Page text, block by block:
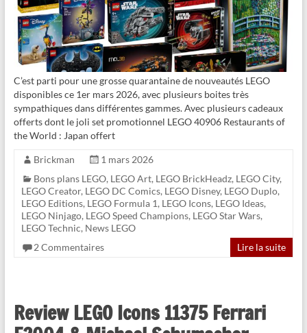
C’est parti pour une grosse quarantaine de nouveautés LEGO
disponibles ce 1er mars 2026, avec plusieurs boites très
sympathiques dans différentes gammes. Avec plusieurs cadeaux
offerts dont le joli set promotionnel LEGO 40906 Restaurants of
the World : Japan offert
Brickman
1 mars 2026
Bons plans LEGO, LEGO Art, LEGO BrickHeadz, LEGO City,
LEGO Creator, LEGO DC Comics, LEGO Disney, LEGO Duplo,
LEGO Editions, LEGO Formula 1, LEGO Icons, LEGO Ideas,
LEGO Ninjago, LEGO Speed Champions, LEGO Star Wars,
LEGO Technic, News LEGO
2 Commentaires
Lire la suite
Review LEGO Icons 11375 Ferrari